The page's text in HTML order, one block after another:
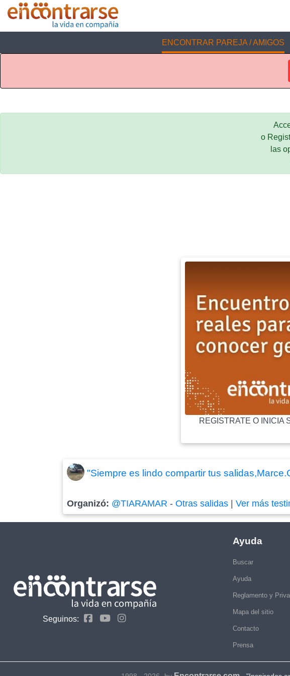
ENCONTRAR PAREJA / AMIGOS
o
las
REGISTRATE O INICIA
"Siempre es lindo compartir tus
Organizó: @TIARAMAR -Otras salidas |Ver más
Seguinos:
Ayuda
Buscar
Ayuda
Reglamento y
Mapa del sitio
Contacto
Prensa